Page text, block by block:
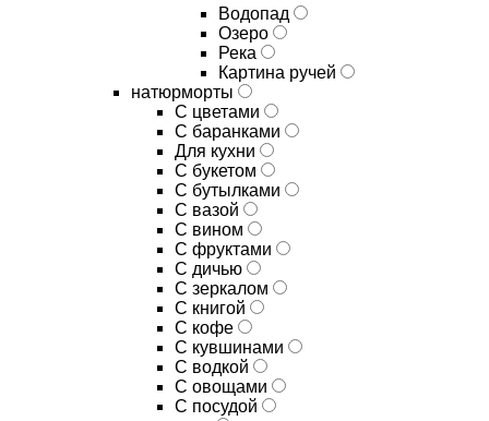
Водопад
Озеро
Река
Картина ручей
натюрморты
С цветами
С баранками
Для кухни
C букетом
C бутылками
C вазой
C вином
C фруктами
C дичью
C зеркалом
C книгой
C кофе
C кувшинами
C водкой
C овощами
C посудой